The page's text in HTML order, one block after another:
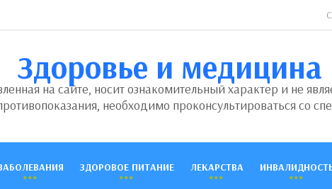
Здоровье и медицина
на сайте, носит ознакомительный характер и не
необходимо проконсультироваться со
ЗДОРОВОЕ ПИТАНИЕ ЛЕКАРСТВА